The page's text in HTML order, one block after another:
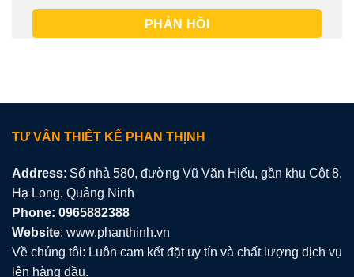
TƯ VẤN THIẾT KẾ PHAN THỊNH
Address: Số nhà 580, đường Vũ Văn Hiếu, gần khu Cột 8,
Hạ Long, Quảng Ninh
Phone: 0965882388
Website: www.phanthinh.vn
Về chúng tôi: Luôn cam kết đặt uy tín và chất lượng dịch vụ
lên hàng đầu.